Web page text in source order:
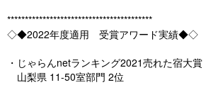
*****************************************
◇◆2022年度適用 受賞アワード実績◆◇
・じゃらんnetランキング2021売れた宿大賞
山梨県 11-50室部門 2位